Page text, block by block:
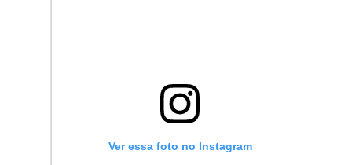
Ver essa foto no Instagram